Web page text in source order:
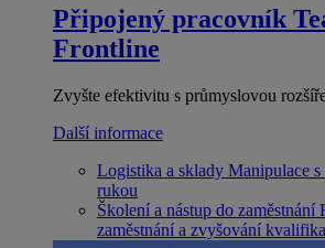
Připojený pracovník
Frontline
Zvyšte efektivitu s průmyslovou
Další informace
Logistika a sklady Manipulace
rukou
Školení a nástup do zaměstnání
zaměstnání a zvyšování